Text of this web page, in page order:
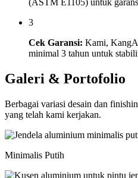
3
Cek Garansi: Kami,
minimal 3 tahun untuk
Galeri & Portofolio
Berbagai variasi desain dan
yang telah kami kerjakan.
Minimalis Putih